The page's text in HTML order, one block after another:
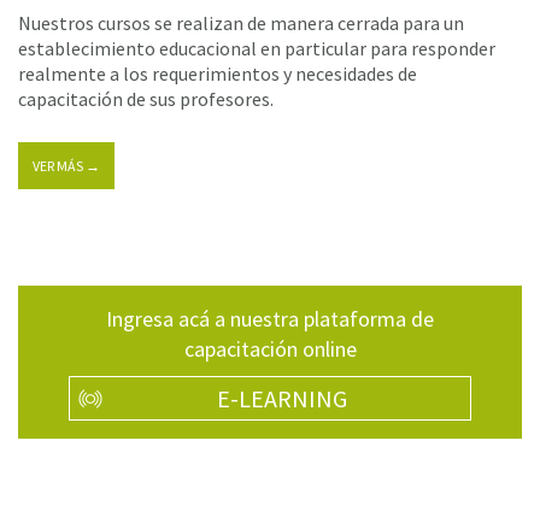
Nuestros cursos se realizan de manera cerrada para un
establecimiento educacional en particular para responder
realmente a los requerimientos y necesidades de
capacitación de sus profesores.
VER MÁS →
Ingresa acá a nuestra plataforma de
capacitación online
E-LEARNING